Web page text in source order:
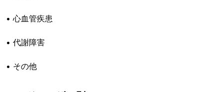
• 心血管疾患
• 代謝障害
• その他